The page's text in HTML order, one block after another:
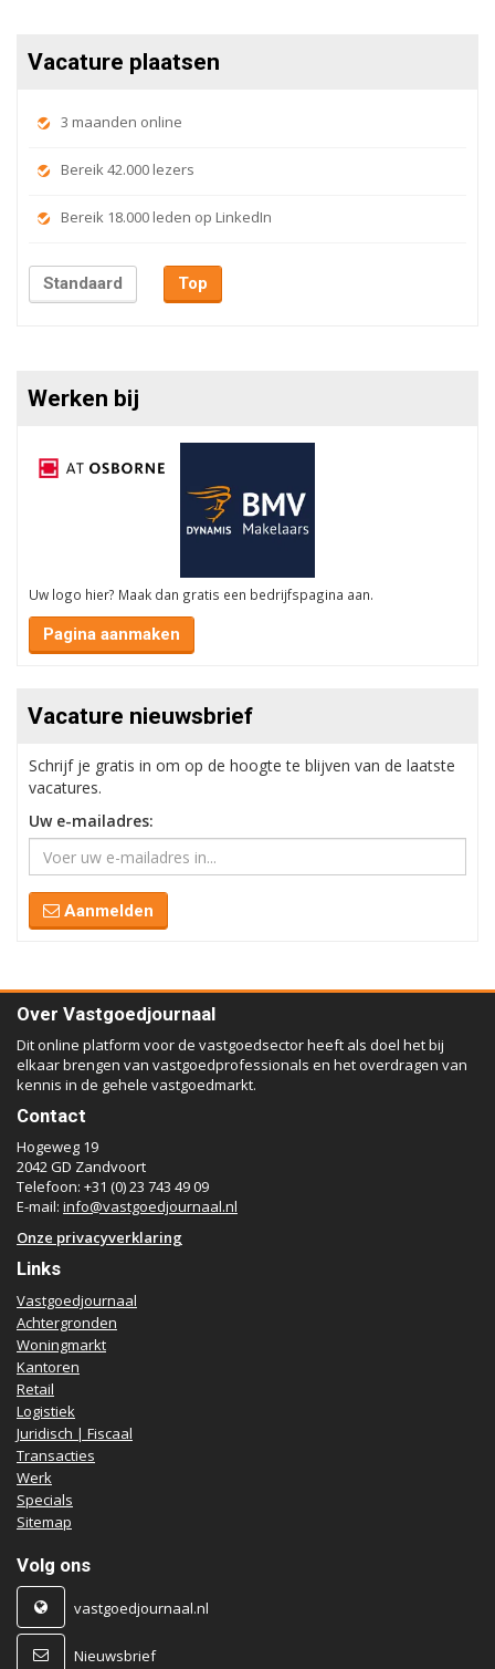
Vacature plaatsen
3 maanden online
Bereik 42.000 lezers
Bereik 18.000 leden op LinkedIn
Standaard Top
Werken bij
Uw logo hier? Maak dan gratis een bedrijfspagina aan.
Pagina aanmaken
Vacature nieuwsbrief
Schrijf je gratis in om op de hoogte te blijven van de laatste
vacatures.
Uw e-mailadres:
Aanmelden
Over Vastgoedjournaal
Dit online platform voor de vastgoedsector heeft als doel het bij
elkaar brengen van vastgoedprofessionals en het overdragen van
kennis in de gehele vastgoedmarkt.
Contact
Hogeweg 19
2042 GD Zandvoort
Telefoon: +31 (0) 23 743 49 09
E-mail: info@vastgoedjournaal.nl
Onze privacyverklaring
Links
Vastgoedjournaal
Achtergronden
Woningmarkt
Kantoren
Retail
Logistiek
Juridisch | Fiscaal
Transacties
Werk
Specials
Sitemap
Volg ons
vastgoedjournaal.nl
Nieuwsbrief